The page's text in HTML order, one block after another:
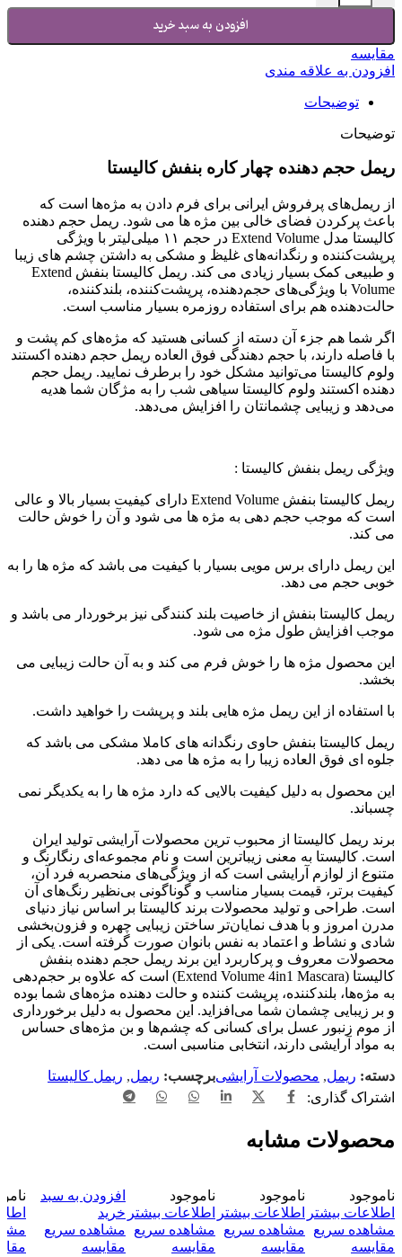
افزودن به سبد خرید
مقایسه
افزودن به علاقه مندی
توضیحات
توضیحات
ریمل حجم دهنده چهار کاره بنفش کالیستا
از ریمل‌های پرفروش ایرانی برای فرم دادن به مژه‌ها است که
باعث پرکردن فضای خالی بین مژه ها می شود. ریمل حجم دهنده
کالیستا مدل Extend Volume در حجم ۱۱ میلی‌لیتر با ویژگی
پرپشت‌کننده و رنگدانه‌های غلیظ و مشکی به داشتن چشم های زیبا
و طبیعی کمک بسیار زیادی می کند. ریمل کالیستا بنفش Extend
Volume با ویژگی‌های حجم‌دهنده، پرپشت‌کننده، بلند‌کننده،
حالت‌دهنده هم برای استفاده روزمره بسیار مناسب است.
اگر شما هم جزء آن دسته از کسانی هستید که مژه‌های کم پشت و
با فاصله دارند، با حجم دهندگی فوق العاده ریمل حجم دهنده اکستند
ولوم کالیستا می‌توانید مشکل خود را برطرف نمایید. ریمل حجم
دهنده اکستند ولوم کالیستا سیاهی شب‌ را به مژگان شما هدیه
می‌دهد و زیبایی چشمانتان را افزایش می‌دهد.
ویژگی ریمل بنفش کالیستا :
ریمل کالیستا بنفش Extend Volume دارای کیفیت بسیار بالا و عالی
است که موجب حجم دهی به مژه ها می شود و آن را خوش حالت
می کند.
این ریمل دارای برس مویی بسیار با کیفیت می باشد که مژه ها را به
خوبی حجم می دهد.
ریمل کالیستا بنفش از خاصیت بلند کنندگی نیز برخوردار می باشد و
موجب افزایش طول مژه می شود.
این محصول مژه ها را خوش فرم می کند و به آن حالت زیبایی می
بخشد.
با استفاده از این ریمل مژه هایی بلند و پرپشت را خواهید داشت.
ریمل کالیستا بنفش حاوی رنگدانه های کاملا مشکی می باشد که
جلوه ای فوق العاده زیبا را به مژه ها می دهد.
این محصول به دلیل کیفیت بالایی که دارد مژه ها را به یکدیگر نمی
چسباند.
برند ریمل کالیستا از محبوب ترین محصولات آرایشی تولید ایران
است. کالیستا به معنی زیباترین است و نام مجموعه‌ای رنگارنگ و
متنوع از لوازم آرایشی است که از ویژگی‌های منحصربه فرد آن،
کیفیت برتر، قیمت بسیار مناسب و گوناگونی بی‌نظیر رنگ‌های آن
است. طراحی و تولید محصولات برند کالیستا بر اساس نیاز دنیای
مدرن امروز و با هدف نمایان‌تر ساختن زیبایی چهره و فزون‌بخشی
شادی و نشاط و اعتماد به نفس بانوان صورت گرفته است. یکی از
محصولات معروف و پرکاربرد این برند ریمل حجم دهنده بنفش
کالیستا (Extend Volume 4in1 Mascara) است که علاوه بر حجم‌دهی
به مژه‌ها، بلندکننده، پرپشت کننده و حالت دهنده مژه‌های شما بوده
و بر زیبایی چشمان شما می‌افزاید. این محصول به دلیل برخورداری
از موم زنبور عسل برای کسانی که چشم‌ها و بن مژه‌های حساس
به مواد آرایشی دارند، انتخابی مناسبی است.
دسته: ریمل, محصولات آرایشیبرچسب: ریمل, ریمل کالیستا
اشتراک گذاری:
محصولات مشابه
ناموجود
اطلاعات بیشتر
مشاهده سریع
مقایسه
ناموجود
اطلاعات بیشتر
مشاهده سریع
مقایسه
ناموجود
اطلاعات بیشتر
مشاهده سریع
مقایسه
افزودن به سبد
خرید
مشاهده سریع
مقایسه